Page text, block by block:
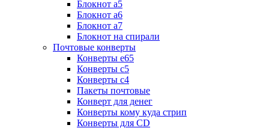
Блокнот а5
Блокнот а6
Блокнот а7
Блокнот на спирали
Почтовые конверты
Конверты е65
Конверты с5
Конверты с4
Пакеты почтовые
Конверт для денег
Конверты кому куда стрип
Конверты для CD